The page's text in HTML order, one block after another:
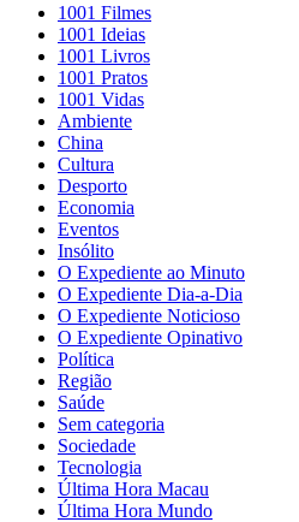
1001 Filmes
1001 Ideias
1001 Livros
1001 Pratos
1001 Vidas
Ambiente
China
Cultura
Desporto
Economia
Eventos
Insólito
O Expediente ao Minuto
O Expediente Dia-a-Dia
O Expediente Noticioso
O Expediente Opinativo
Política
Região
Saúde
Sem categoria
Sociedade
Tecnologia
Última Hora Macau
Última Hora Mundo